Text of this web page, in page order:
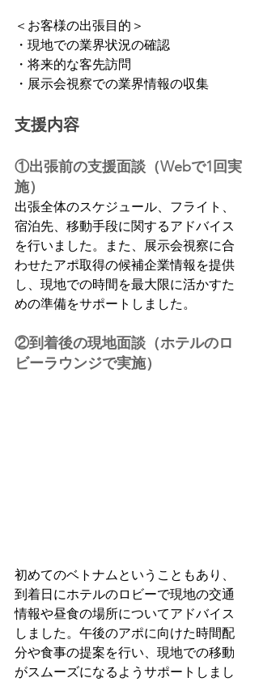
＜お客様の出張目的＞
・現地での業界状況の確認
・将来的な客先訪問
・展示会視察での業界情報の収集
支援内容
①出張前の支援面談（Webで1回実
施）
出張全体のスケジュール、フライト、
宿泊先、移動手段に関するアドバイス
を行いました。また、展示会視察に合
わせたアポ取得の候補企業情報を提供
し、現地での時間を最大限に活かすた
めの準備をサポートしました。
②到着後の現地面談（ホテルのロ
ビーラウンジで実施）
初めてのベトナムということもあり、
到着日にホテルのロビーで現地の交通
情報や昼食の場所についてアドバイス
しました。午後のアポに向けた時間配
分や食事の提案を行い、現地での移動
がスムーズになるようサポートしまし